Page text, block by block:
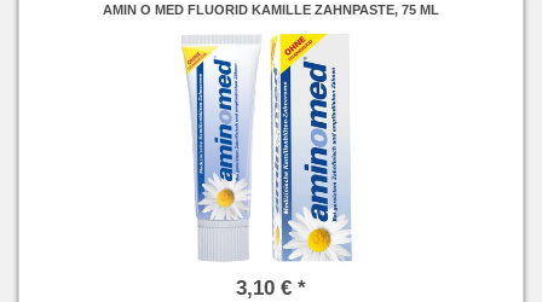
AMIN O MED FLUORID KAMILLE ZAHNPASTE, 75 ML
3,10 € *